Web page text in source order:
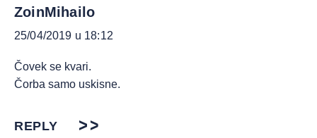
ZoinMihailo
25/04/2019 u 18:12
Čovek se kvari.
Čorba samo uskisne.
REPLY